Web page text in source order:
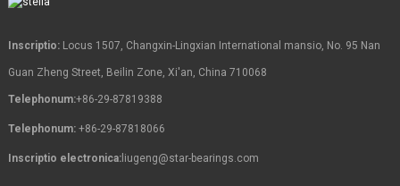
Inscriptio:Locus 1507, Changxin-Lingxian International mansio, No. 95 Nan
Guan Zheng Street, Beilin Zone, Xi'an, China 710068
Telephonum:+86-29-87819388
Telephonum: +86-29-87818066
Inscriptio electronica:liugeng@star-bearings.com